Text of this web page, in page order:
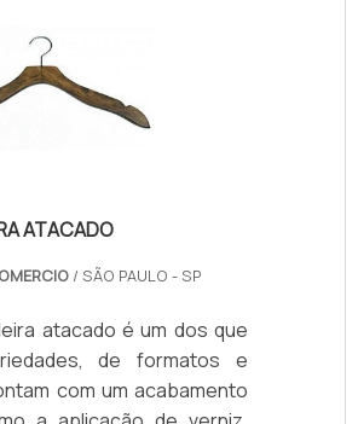
dos manequins oferece
a nece.
ATACADO
/ SÃO PAULO - SP
atacado é um dos que
de formatos e
com um acabamento